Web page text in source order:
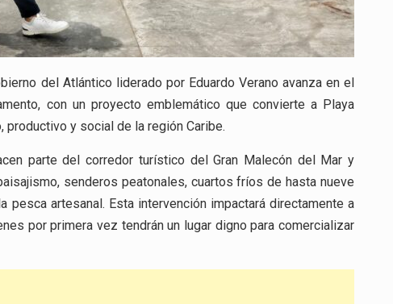
del Atlántico liderado por Eduardo Verano avanza en el
con un proyecto emblemático que convierte a Playa
productivo y social de la región Caribe.
parte del corredor turístico del Gran Malecón del Mar y
senderos peatonales, cuartos fríos de hasta nueve
artesanal. Esta intervención impactará directamente a
por primera vez tendrán un lugar digno para comercializar